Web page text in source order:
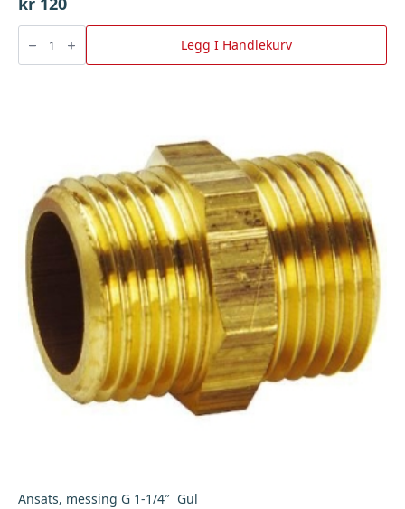
Ladeklemme
500Amp,
Bgu
Legg I Handlekurv
Ansats, messing G 1-1/4″ Gul